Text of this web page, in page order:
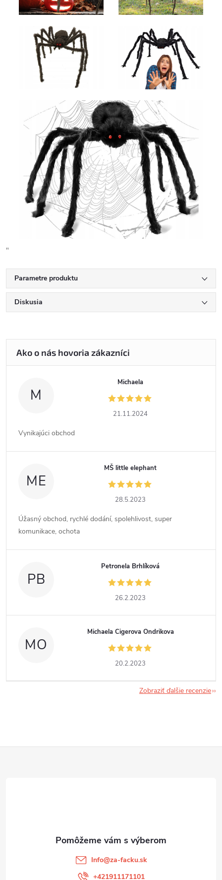
"
Parametre produktu
Diskusia
M
Michaela
21.11.2024
Vynikajúci obchod
ME
MŠ little elephant
28.5.2023
Úžasný obchod, rychlé dodání, spolehlivost, super
komunikace, ochota
PB
Petronela Brhlíková
26.2.2023
MO
Michaela Cigerova Ondrikova
20.2.2023
Zobraziť ďalšie recenzie
Info@za-facku.sk
+421911171101